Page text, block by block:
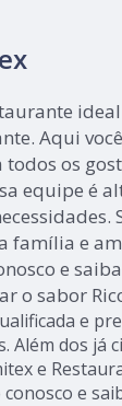
Aqui
os
equipe é
e
e
o sabor
e
dos já
e
e